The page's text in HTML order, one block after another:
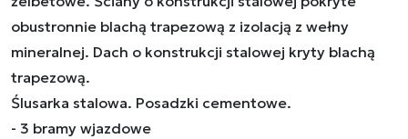
obustronnie blachą trapezową z izolacją z wełny
mineralnej. Dach o konstrukcji stalowej kryty blachą
trapezową.
Ślusarka stalowa. Posadzki cementowe.
- 3 bramy wjazdowe